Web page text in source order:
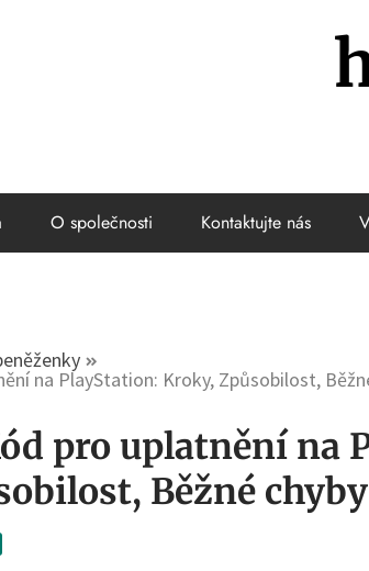
O společnosti Kontaktujte nás
na PlayStation: Kroky, Způsobilost,
pro uplatnění na
Běžné chyby